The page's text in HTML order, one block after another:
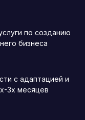
по созданию
бизнеса
с адаптацией и
3х месяцев